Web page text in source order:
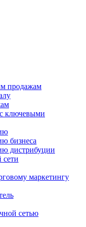
продажам
ключевыми
бизнеса
дистрибуции
сети
маркетингу
сетью